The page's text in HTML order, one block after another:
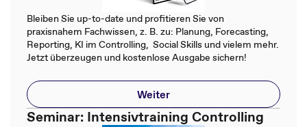
Bleiben Sie up-to-date und profitieren Sie von
praxisnahem Fachwissen, z. B. zu: Planung, Forecasting,
Reporting, KI im Controlling, Social Skills und vielem mehr.
Jetzt überzeugen und kostenlose Ausgabe sichern!
Weiter
Seminar: Intensivtraining Controlling